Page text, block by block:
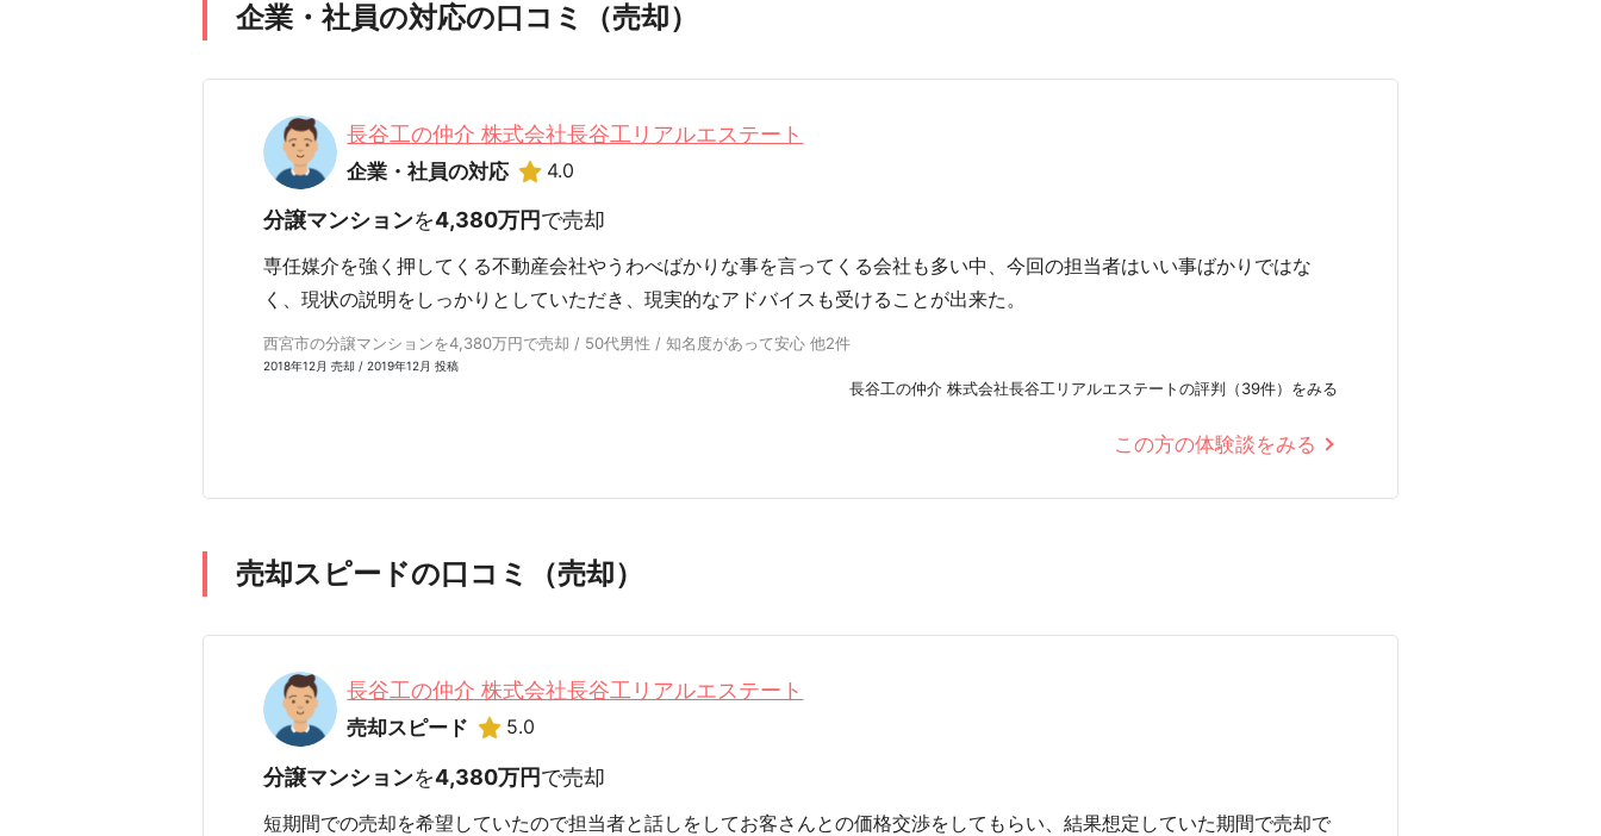
企業・社員の対応の口コミ（売却）
長谷工の仲介 株式会社長谷工リアルエステート
企業・社員の対応 4.0
分譲マンションを4,380万円で売却
専任媒介を強く押してくる不動産会社やうわべばかりな事を言ってくる会社も多い中、今回の担当者はいい事ばかりではな
く、現状の説明をしっかりとしていただき、現実的なアドバイスも受けることが出来た。
西宮市の分譲マンションを4,380万円で売却 / 50代男性 / 知名度があって安心 他2件
2018年12月 売却 / 2019年12月 投稿
長谷工の仲介 株式会社長谷工リアルエステートの評判（39件）をみる
この方の体験談をみる
売却スピードの口コミ（売却）
長谷工の仲介 株式会社長谷工リアルエステート
売却スピード 5.0
分譲マンションを4,380万円で売却
短期間での売却を希望していたので担当者と話しをしてお客さんとの価格交渉をしてもらい、結果想定していた期間で売却で